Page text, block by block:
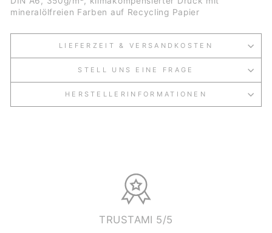
mineralölfreien Farben auf Recycling Papier
LIEFERZEIT & VERSANDKOSTEN
STELL UNS EINE FRAGE
HERSTELLERINFORMATIONEN
TRUSTAMI 5/5